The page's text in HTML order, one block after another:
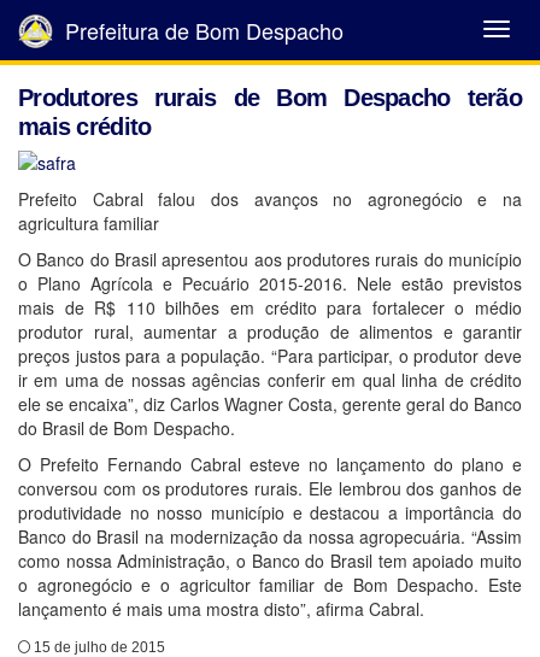
Abrir
Menu
Prefeitura de Bom Despacho
Produtores rurais de Bom Despacho terão
mais crédito
Prefeito Cabral falou dos avanços no agronegócio e na
agricultura familiar
O Banco do Brasil apresentou aos produtores rurais do município
o Plano Agrícola e Pecuário 2015-2016. Nele estão previstos
mais de R$ 110 bilhões em crédito para fortalecer o médio
produtor rural, aumentar a produção de alimentos e garantir
preços justos para a população. “Para participar, o produtor deve
ir em uma de nossas agências conferir em qual linha de crédito
ele se encaixa”, diz Carlos Wagner Costa, gerente geral do Banco
do Brasil de Bom Despacho.
O Prefeito Fernando Cabral esteve no lançamento do plano e
conversou com os produtores rurais. Ele lembrou dos ganhos de
produtividade no nosso município e destacou a importância do
Banco do Brasil na modernização da nossa agropecuária. “Assim
como nossa Administração, o Banco do Brasil tem apoiado muito
o agronegócio e o agricultor familiar de Bom Despacho. Este
lançamento é mais uma mostra disto”, afirma Cabral.
15 de julho de 2015